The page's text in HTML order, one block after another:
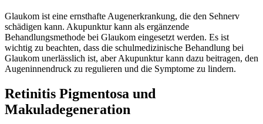
Glaukom ist eine ernsthafte Augenerkrankung, die den Sehnerv
schädigen kann. Akupunktur kann als ergänzende
Behandlungsmethode bei Glaukom eingesetzt werden. Es ist
wichtig zu beachten, dass die schulmedizinische Behandlung bei
Glaukom unerlässlich ist, aber Akupunktur kann dazu beitragen, den
Augeninnendruck zu regulieren und die Symptome zu lindern.
Retinitis Pigmentosa und
Makuladegeneration